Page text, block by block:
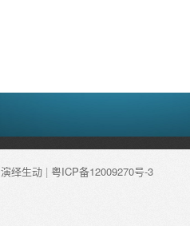
演绎生动 | 粤ICP备12009270号-3